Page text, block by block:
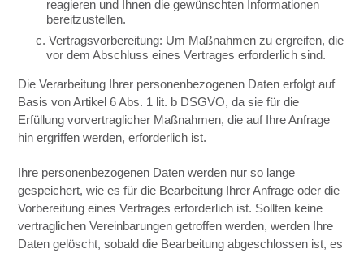
reagieren und Ihnen die gewünschten Informationen
bereitzustellen.
c. Vertragsvorbereitung: Um Maßnahmen zu ergreifen, die
vor dem Abschluss eines Vertrages erforderlich sind.
Die Verarbeitung Ihrer personenbezogenen Daten erfolgt auf
Basis von Artikel 6 Abs. 1 lit. b DSGVO, da sie für die
Erfüllung vorvertraglicher Maßnahmen, die auf Ihre Anfrage
hin ergriffen werden, erforderlich ist.
Ihre personenbezogenen Daten werden nur so lange
gespeichert, wie es für die Bearbeitung Ihrer Anfrage oder die
Vorbereitung eines Vertrages erforderlich ist. Sollten keine
vertraglichen Vereinbarungen getroffen werden, werden Ihre
Daten gelöscht, sobald die Bearbeitung abgeschlossen ist, es